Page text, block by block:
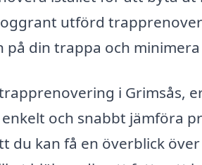
utförd
din trappa och minimera
i Grimsås,
och snabbt jämföra
kan få en överblick över